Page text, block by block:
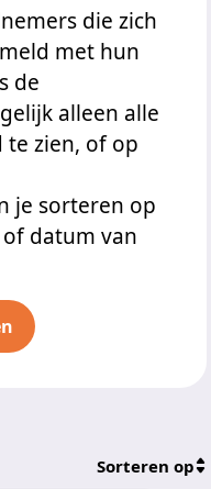
die zich
met hun
de
alleen alle
zien, of op
je sorteren op
datum van
Sorteren op